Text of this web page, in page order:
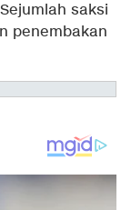
saksi
penembakan